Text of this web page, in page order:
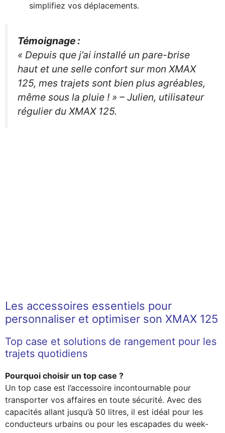
simplifiez vos déplacements.
Témoignage :
« Depuis que j’ai installé un pare-brise
haut et une selle confort sur mon XMAX
125, mes trajets sont bien plus agréables,
même sous la pluie ! » – Julien, utilisateur
régulier du XMAX 125.
Les accessoires essentiels pour
personnaliser et optimiser son XMAX 125
Top case et solutions de rangement pour les
trajets quotidiens
Pourquoi choisir un top case ?
Un top case est l’accessoire incontournable pour
transporter vos affaires en toute sécurité. Avec des
capacités allant jusqu’à 50 litres, il est idéal pour les
conducteurs urbains ou pour les escapades du week-